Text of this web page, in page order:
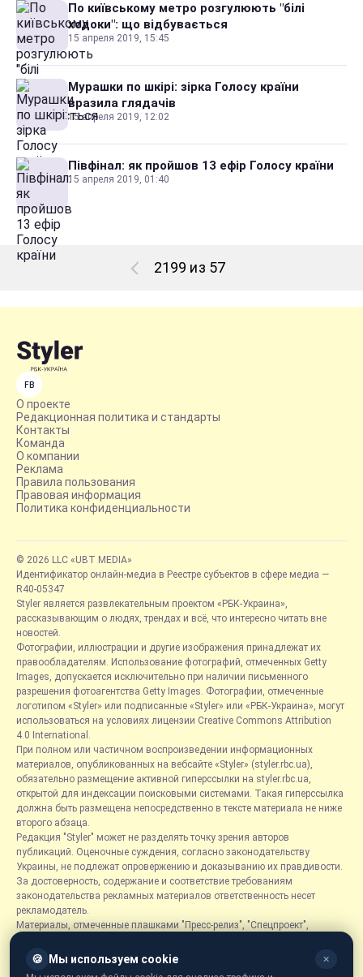
По київському метро розгулюють "білі
ходоки": що відбувається
15 апреля 2019, 15:45
Мурашки по шкірі: зірка Голосу країни
вразила глядачів
15 апреля 2019, 12:02
Півфінал: як пройшов 13 ефір Голосу країни
15 апреля 2019, 01:40
2199 из 57
FB
О проекте
Редакционная политика и стандарты
Контакты
Команда
О компании
Реклама
Правила пользования
Правовая информация
Политика конфиденциальности
© 2026 LLC «UBT MEDIA»
Идентификатор онлайн-медиа в Реестре субъектов в сфере медиа —
R40-05347
Styler является развлекательным проектом «РБК-Украина»,
рассказывающим о людях, трендах и всё, что интересно читать вне
новостей.
Фотографии, иллюстрации и другие изображения принадлежат их
правообладателям. Использование фотографий, отмеченных Getty
Images, допускается исключительно при наличии письменного
разрешения фотоагентства Getty Images. Фотографии, отмеченные
логотипом «Styler» или подписанные «Styler» или «РБК-Украина», могут
использоваться на условиях лицензии Creative Commons Attribution
4.0 International.
При полном или частичном воспроизведении информационных
материалов, опубликованных на вебсайте «Styler» (styler.rbc.ua),
обязательно размещение активной гиперссылки на styler.rbc.ua,
открытой для индексации поисковыми системами. Такая гиперссылка
должна быть размещена непосредственно в тексте материала не ниже
второго абзаца.
Редакция "Styler" может не разделять точку зрения авторов
публикаций. Оценочные суждения, согласно законодательству
Украины, не подлежат опровержению и доказыванию их правдивости.
За достоверность, содержание и соответствие требованиям
законодательства рекламных материалов ответственность несет
рекламодатель.
Материалы, отмеченные плашками "Пресс-релиз", "Спецпроект",
размещаются на правах рекламы.
Рубрика «Новости компаний» является информационным форматом,
🍪 Мы используем cookie ✕